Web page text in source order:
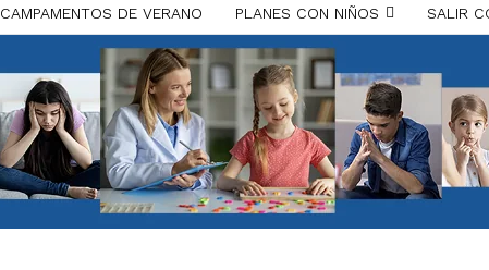
CAMPAMENTOS DE VERANO PLANES CON NIÑOS SALIR